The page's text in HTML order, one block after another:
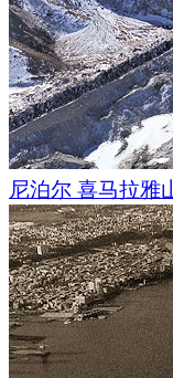
尼泊尔 喜马拉雅